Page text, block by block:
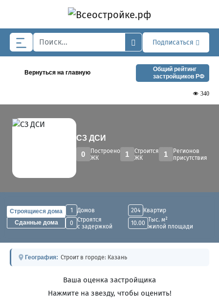
Skip to main content
Подписаться
Вернуться на главную
Общий рейтинг
застройщиков РФ
340
СЗ ДСИ
0
Построено
ЖК
1
Строится
ЖК
1
Регионов
присутствия
Строящиеся дома
Сданные дома
1
Домов
0
Строятся
с задержкой
204
Квартир
10.00 Тыс. м²
жилой площади
География: Строит в городе: Казань
Ваша оценка застройщика
Нажмите на звезду, чтобы оценить!